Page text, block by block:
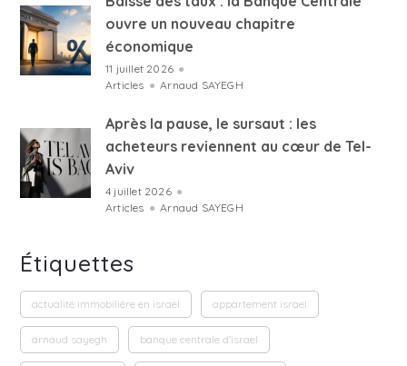
ouvre un nouveau chapitre
économique
11 juillet 2026 ●
Articles ● Arnaud SAYEGH
Après la pause, le sursaut : les
acheteurs reviennent au cœur de Tel-
Aviv
4 juillet 2026 ●
Articles ● Arnaud SAYEGH
Étiquettes
actualité immobilière en israel appartement israel
arnaud sayegh banque centrale d'israel